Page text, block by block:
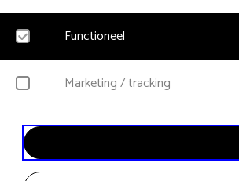
Functioneel
NoodzakelijkMarketing / tracking
YouTube
Klikgedrag, bekeken video’s en aangepaste